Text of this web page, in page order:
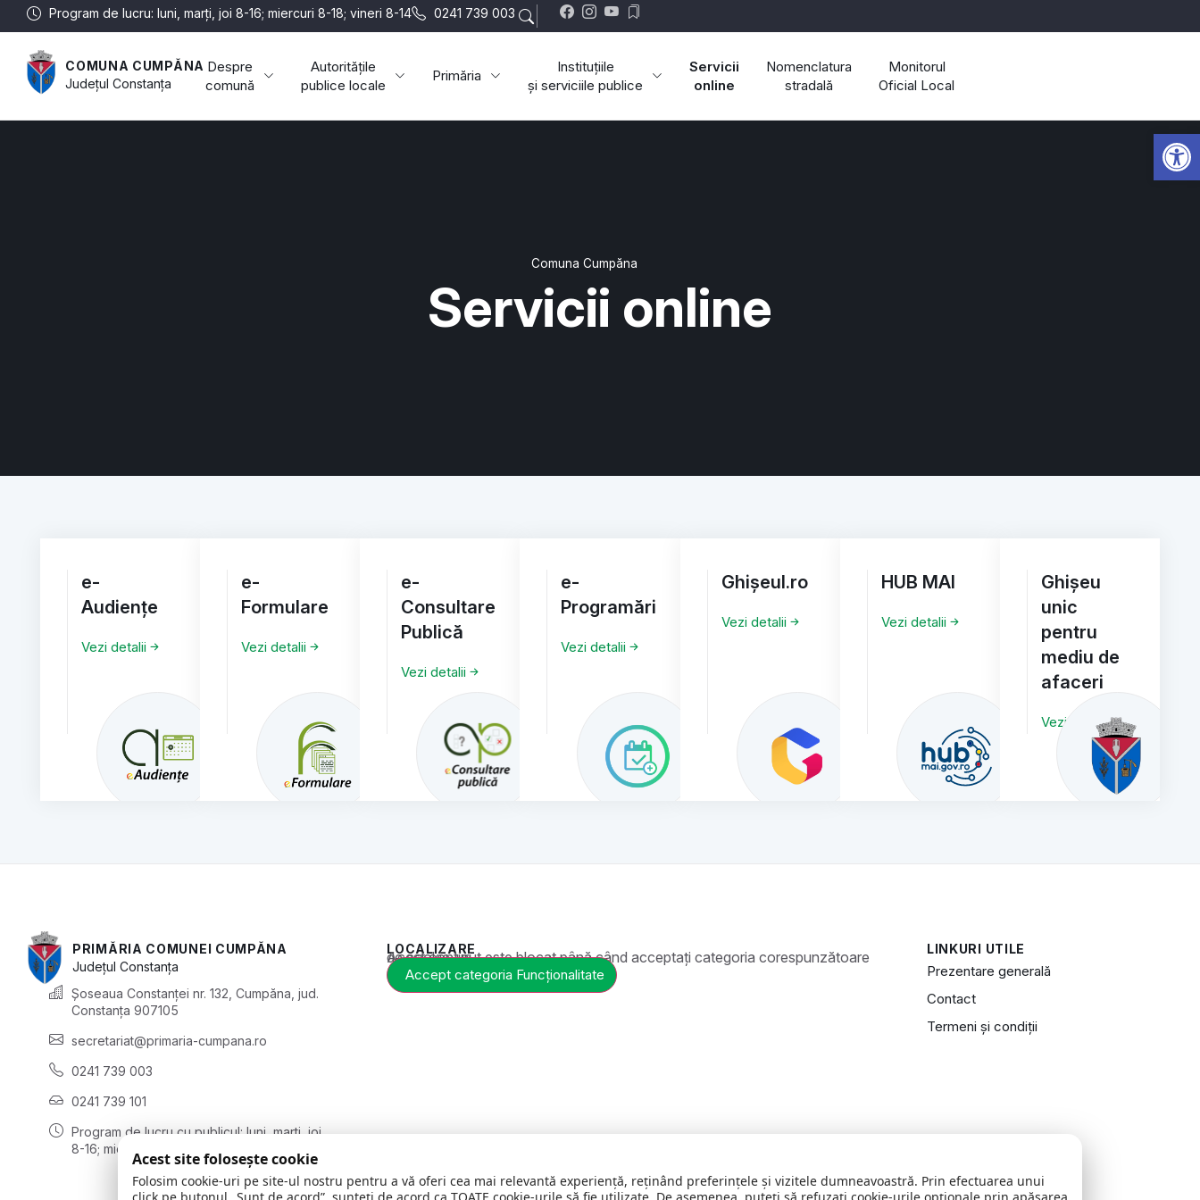
Program de lucru: luni, marți, joi 8-16; miercuri 8-18; vineri 8-14 0241 739 003
COMUNA CUMPĂNA
JudețulConstanța
Despre
comună
Autoritățile
publice locale
Primăria
Instituțiile
și serviciile publice
Servicii
online
Nomenclatura
stradală
Monitorul
Oficial Local
Comuna Cumpăna
Servicii online
e-
Audiențe
Vezi detalii
e-
Formulare
Vezi detalii
e-
Consultare
Publică
Vezi detalii
e-
Programări
Vezi detalii
Ghișeul.ro
Vezi detalii
HUB MAI
Vezi detalii
Ghișeu
unic
pentru
mediu de
afaceri
Vezi detalii
PRIMĂRIA COMUNEI CUMPĂNA
JudețulConstanța
Șoseaua Constanței nr. 132, Cumpăna, jud.
Constanța 907105
secretariat@primaria-cumpana.ro
0241 739 003
0241 739 101
Program de lucru cu publicul: luni, marți, joi
8-16; miercuri 8-18; vineri 8-14
LOCALIZARE
Acest conținut este blocat până când acceptați categoria corespunzătoare de cookie-uri.
Accept categoria Funcționalitate
LINKURI UTILE
Prezentare generală
Contact
Termeni și condiții
Acest site folosește cookie
Folosim cookie-uri pe site-ul nostru pentru a vă oferi cea mai relevantă experiență, reținând preferințele și vizitele dumneavoastră. Prin efectuarea unui